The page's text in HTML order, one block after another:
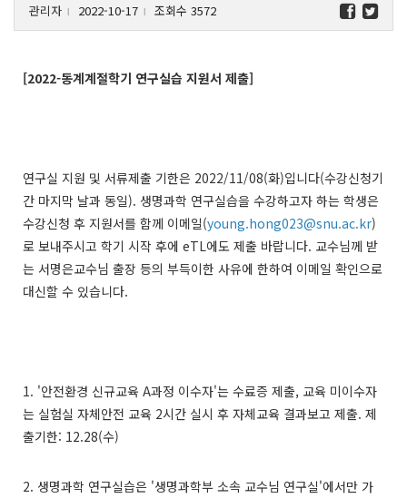
관리자 l 2022-10-17 l 조회수 3572
[2022-동계계절학기 연구실습 지원서 제출]
연구실 지원 및 서류제출 기한은 2022/11/08(화)입니다(수강신청기
간 마지막 날과 동일). 생명과학 연구실습을 수강하고자 하는 학생은
수강신청 후 지원서를 함께 이메일(young.hong023@snu.ac.kr)
로 보내주시고 학기 시작 후에 eTL에도 제출 바랍니다. 교수님께 받
는 서명은교수님 출장 등의 부득이한 사유에 한하여 이메일 확인으로
대신할 수 있습니다.
1. '안전환경 신규교육 A과정 이수자'는 수료증 제출, 교육 미이수자
는 실험실 자체안전 교육 2시간 실시 후 자체교육 결과보고 제출. 제
출기한: 12.28(수)
2. 생명과학 연구실습은 '생명과학부 소속 교수님 연구실'에서만 가